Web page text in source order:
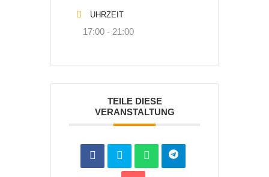
UHRZEIT
17:00 - 21:00
TEILE DIESE
VERANSTALTUNG